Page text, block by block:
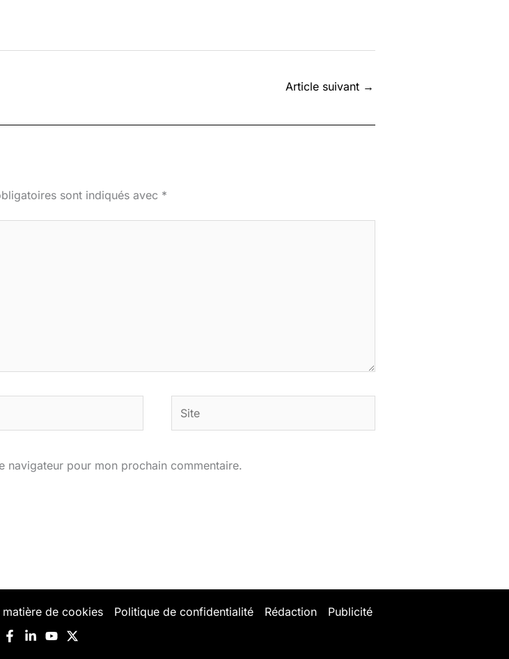
Article suivant →
sont indiqués avec *
navigateur pour mon prochain commentaire.
matière de cookies Politique de confidentialité Rédaction Publicité